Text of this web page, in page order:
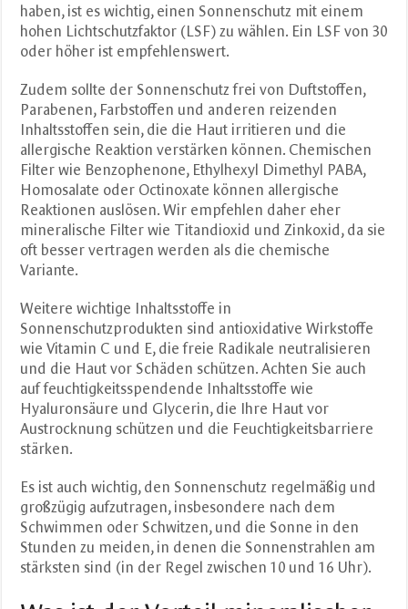
haben, ist es wichtig, einen Sonnenschutz mit einem
hohen Lichtschutzfaktor (LSF) zu wählen. Ein LSF von 30
oder höher ist empfehlenswert.
Zudem sollte der Sonnenschutz frei von Duftstoffen,
Parabenen, Farbstoffen und anderen reizenden
Inhaltsstoffen sein, die die Haut irritieren und die
allergische Reaktion verstärken können. Chemischen
Filter wie Benzophenone, Ethylhexyl Dimethyl PABA,
Homosalate oder Octinoxate können allergische
Reaktionen auslösen. Wir empfehlen daher eher
mineralische Filter wie Titandioxid und Zinkoxid, da sie
oft besser vertragen werden als die chemische
Variante.
Weitere wichtige Inhaltsstoffe in
Sonnenschutzprodukten sind antioxidative Wirkstoffe
wie Vitamin C und E, die freie Radikale neutralisieren
und die Haut vor Schäden schützen. Achten Sie auch
auf feuchtigkeitsspendende Inhaltsstoffe wie
Hyaluronsäure und Glycerin, die Ihre Haut vor
Austrocknung schützen und die Feuchtigkeitsbarriere
stärken.
Es ist auch wichtig, den Sonnenschutz regelmäßig und
großzügig aufzutragen, insbesondere nach dem
Schwimmen oder Schwitzen, und die Sonne in den
Stunden zu meiden, in denen die Sonnenstrahlen am
stärksten sind (in der Regel zwischen 10 und 16 Uhr).